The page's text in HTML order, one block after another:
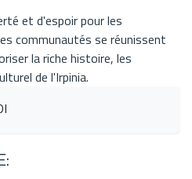
et d'espoir pour les
communautés se réunissent
la riche histoire, les
de l'Irpinia.